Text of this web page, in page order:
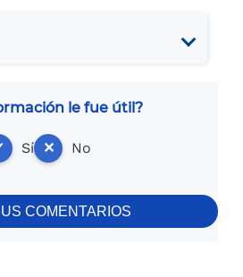
le fue útil?
Sí ✕ No
COMENTARIOS